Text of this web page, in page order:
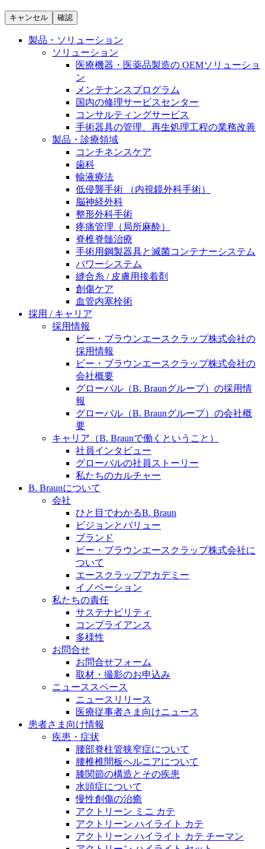
製品・診療領域
製品ポートフォリオ​
こちらの製品ポートフォリオからも、製品をお探しい
ただくことができます。
販売代理店さま向け情報​
お問合せ先、価格情報、E-Shopのご案内など販売店さ
ま向けの情報スペースです。
膝関節の構造とその疾患
身体の中で最も大きい関節である膝関節。日常の生活
を支える、その機能や特徴とは？傷めてしまった場合
には、どのような治療の選択肢があるのでしょう。
水頭症について
「水頭症」とはどのような疾患なのでしょう。成人に
多い水頭症と、小児に多い水頭症の特徴と症状、検査
や治療法など「水頭症」の概要を知っていただくこと
ができます。
採用情報
ビー・ブラウンエースクラッﾌﾟで新たな可能性を見つ
けませんか？現在募集中のポジションをご覧いただけ
私たちの責任
ニューススペース
エースクラップアカデミー
医療に携わるあらゆる方々に、学びと情報共有の場を
提供していくことを目指します。
お問合せフォームより、ご質問をお送りください。
キャンセル 確認
製品・ソリューション
ソリューション
医療機器・医薬品製造の OEMソリューショ
ン
メンテナンスプログラム
国内の修理サービスセンター
コンサルティングサービス
手術器具の管理、再生処理工程の業務改善
製品・診療領域
コンチネンスケア
歯科
輸液療法
低侵襲手術 （内視鏡外科手術）
脳神経外科
整形外科手術
疼痛管理（局所麻酔）
脊椎脊髄治療
手術用鋼製器具と滅菌コンテナーシステム
パワーシステム
縫合糸 / 皮膚用接着剤
創傷ケア
血管内塞栓術
採用 / キャリア
採用情報
ビー・ブラウンエースクラップ株式会社の
採用情報
ビー・ブラウンエースクラップ株式会社の
会社概要
グローバル（B. Braunグループ）の採用情
報
グローバル（B. Braunグループ）の会社概
要
キャリア（B. Braunで働くということ）
社員インタビュー
グローバルの社員ストーリー
私たちのカルチャー
B. Braunについて
会社
ひと目でわかるB. Braun
ビジョンとバリュー
ブランド
ビー・ブラウンエースクラップ株式会社に
ついて
エースクラップアカデミー
イノベーション
私たちの責任
サステナビリティ
コンプライアンス
多様性
お問合せ
お問合せフォーム
取材・撮影のお申込み
ニューススペース
ニュースリリース
医療従事者さま向けニュース
患者さま向け情報
疾患・症状
腰部脊柱管狭窄症について
腰椎椎間板ヘルニアについて
膝関節の構造とその疾患
水頭症について
慢性創傷の治癒
アクトリーン ミニ カテ
アクトリーン ハイライト カテ
アクトリーン ハイライト カテ チーマン